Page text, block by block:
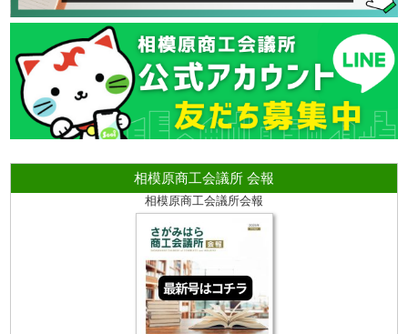
相模原商工会議所 会報
相模原商工会議所会報